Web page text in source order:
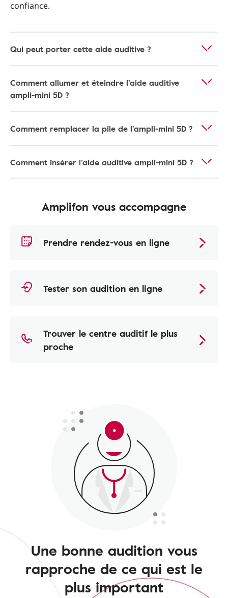
confiance.
Qui peut porter cette aide auditive ?
Comment allumer et éteindre l’aide auditive
ampli-mini 5D ?
Comment remplacer la pile de l’ampli-mini 5D ?
Comment insérer l’aide auditive ampli-mini 5D ?
Amplifon vous accompagne
Prendre rendez-vous en ligne
Tester son audition en ligne
Trouver le centre auditif le plus
proche
Une bonne audition vous
rapproche de ce qui est le
plus important